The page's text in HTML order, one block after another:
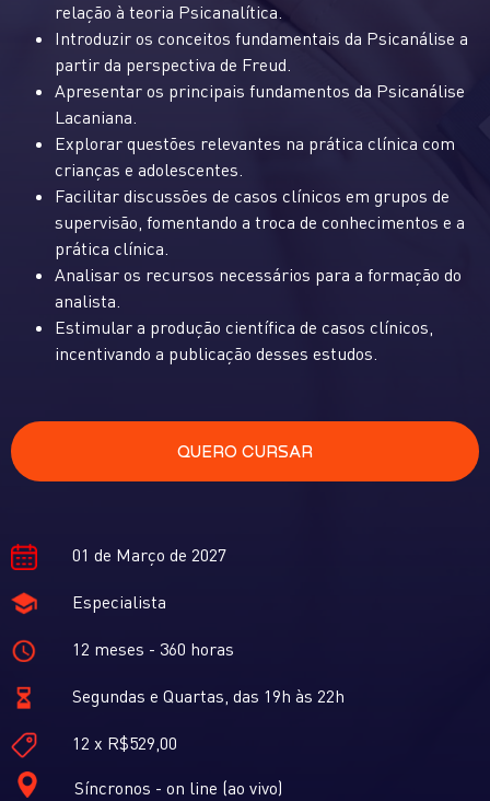
relação à teoria Psicanalítica.
Introduzir os conceitos fundamentais da Psicanálise a
partir da perspectiva de Freud.
Apresentar os principais fundamentos da Psicanálise
Lacaniana.
Explorar questões relevantes na prática clínica com
crianças e adolescentes.
Facilitar discussões de casos clínicos em grupos de
supervisão, fomentando a troca de conhecimentos e a
prática clínica.
Analisar os recursos necessários para a formação do
analista.
Estimular a produção científica de casos clínicos,
incentivando a publicação desses estudos.
QUERO CURSAR
01 de Março de 2027
Especialista
12 meses - 360 horas
Segundas e Quartas, das 19h às 22h
12 x R$529,00
Síncronos - on line (ao vivo)